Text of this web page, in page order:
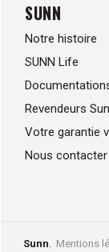
SUNN
Notre histoire
SUNN Life
Revendeurs
Votre garantie
Nous contacter
Sunn. Mentions